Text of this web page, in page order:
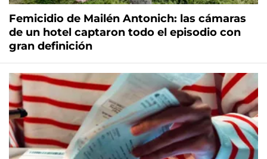
Femicidio de Mailén Antonich: las cámaras
de un hotel captaron todo el episodio con
gran definición